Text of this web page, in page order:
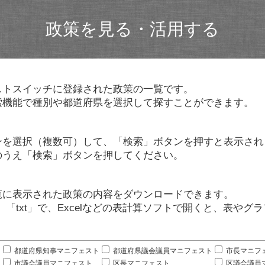
政策を見る・活用する
スイッチに登録された政策の一覧です。
能で種別や都道府県を選択して探すことができます。
選択（複数可）して、「検索」ボタンを押すと表示さ
え「検索」ボタンを押してください。
表示された政策の内容をダウンロードできます。
「txt」で、Excelなどの表計算ソフトで開くと、表やグ
都道府県知事マニフェスト 都道府県議会議員マニフェスト
市長マニフ
市議会議員マニフェスト
区長マニフェスト 区議会議員